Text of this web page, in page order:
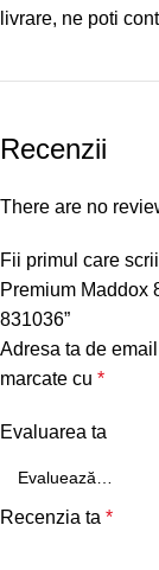
livrare, ne poti
Recenzii
There are no
Fii primul care
Premium Maddox
831036”
Adresa ta de
marcate cu *
Evaluarea ta
Recenzia ta *